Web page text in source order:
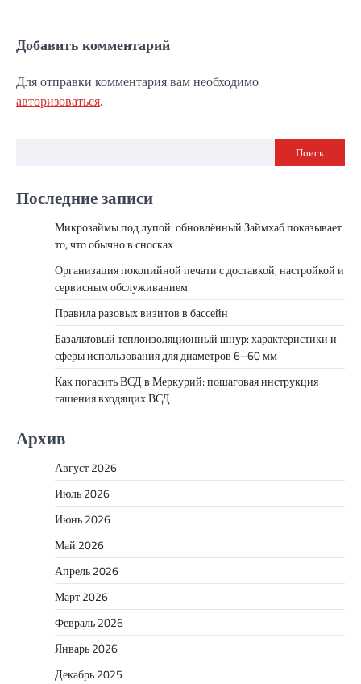
Добавить комментарий
Для отправки комментария вам необходимо
авторизоваться.
Поиск
Последние записи
Микрозаймы под лупой: обновлённый Займхаб показывает
то, что обычно в сносках
Организация покопийной печати с доставкой, настройкой и
сервисным обслуживанием
Правила разовых визитов в бассейн
Базальтовый теплоизоляционный шнур: характеристики и
сферы использования для диаметров 6–60 мм
Как погасить ВСД в Меркурий: пошаговая инструкция
гашения входящих ВСД
Архив
Август 2026
Июль 2026
Июнь 2026
Май 2026
Апрель 2026
Март 2026
Февраль 2026
Январь 2026
Декабрь 2025